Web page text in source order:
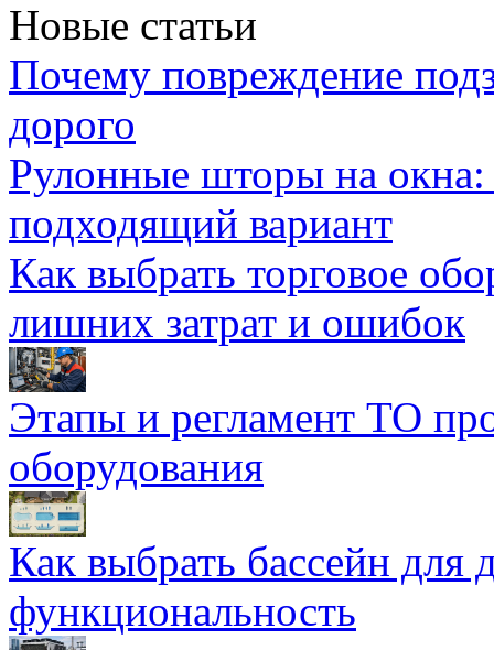
Новые статьи
Почему повреждение
дорого
Рулонные шторы на
подходящий вариант
Как выбрать торговое
лишних затрат и ошибок
Этапы и регламент ТО
оборудования
Как выбрать бассейн для
функциональность